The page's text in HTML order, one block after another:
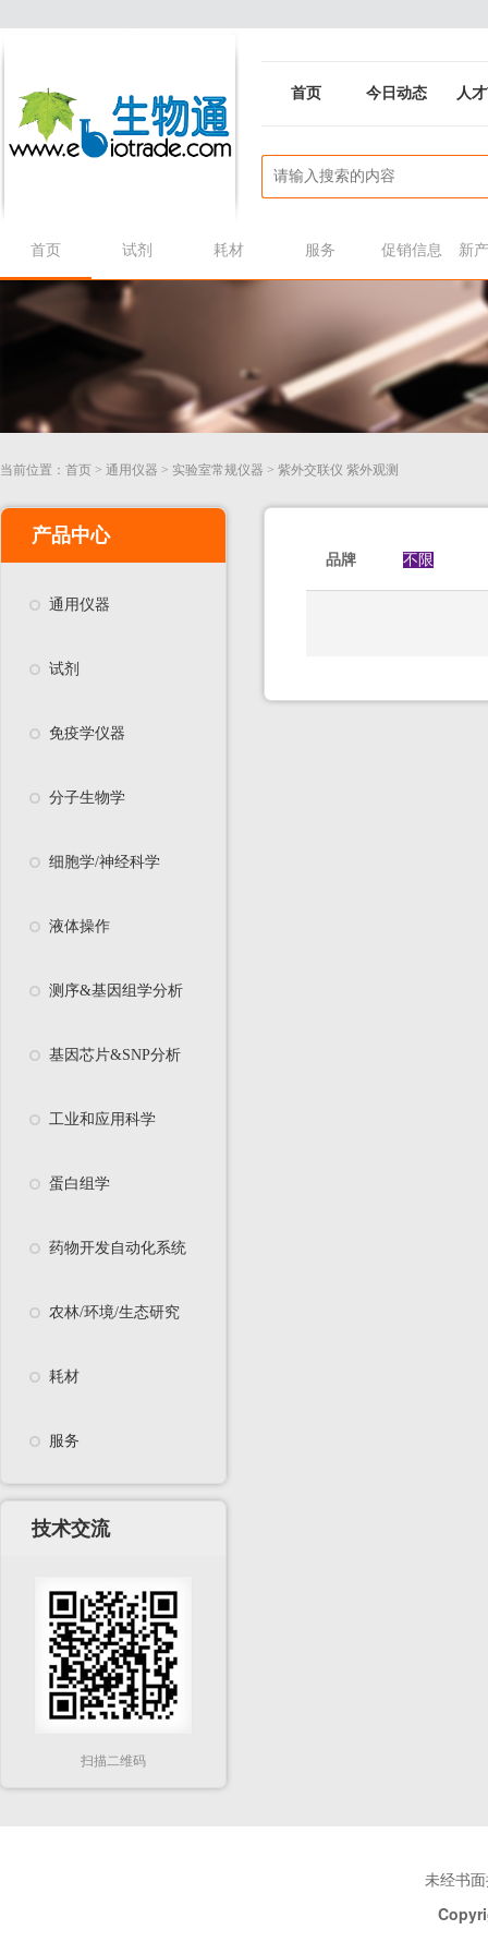
首页 今日动态 人
首页 试剂 耗材 服务 促销信息 新
当前位置： 首页 > 通用仪器 > 实验室常规仪器 > 紫外交联仪 紫外观测
产品中心
通用仪器
试剂
免疫学仪器
分子生物学
细胞学/神经科学
液体操作
测序&基因组学分析
基因芯片&SNP分析
工业和应用科学
蛋白组学
药物开发自动化系统
农林/环境/生态研究
耗材
服务
技术交流
扫描二维码
品牌 不限
未经书